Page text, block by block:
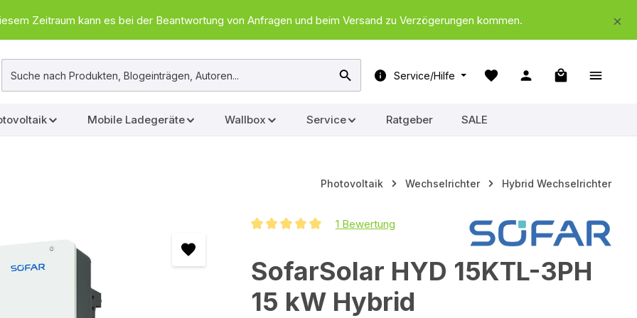
Zeitraum kann es bei der Beantwortung von Anfragen und beim Versand zu Verzögerungen kommen.
Service/Hilfe
Warenkorb
Mobile Ladegeräte Wallbox Service Ratgeber SALE
Photovoltaik Wechselrichter Hybrid Wechselrichter
Durchschnittliche Bewertung von 5 von 5 Sternen
1 Bewertung
SofarSolar HYD 15KTL-3PH
15 kW Hybrid